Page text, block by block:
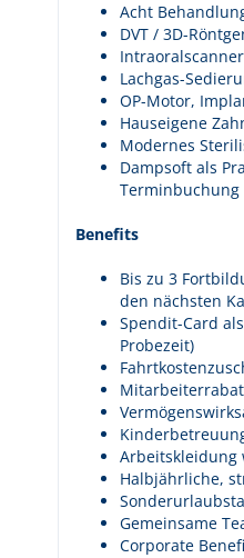
Acht
DVT / 3D-
Lachgas-
OP-Motor,
Hauseigene
Modernes
Dampsoft als
Terminbuchung
Benefits
Bis zu 3
den nächsten
Spendit-Card
Probezeit)
Halbjährliche,
Gemeinsame
Corporate